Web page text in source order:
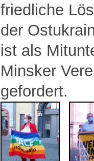
friedliche
der
ist als
Minsker
gefordert.